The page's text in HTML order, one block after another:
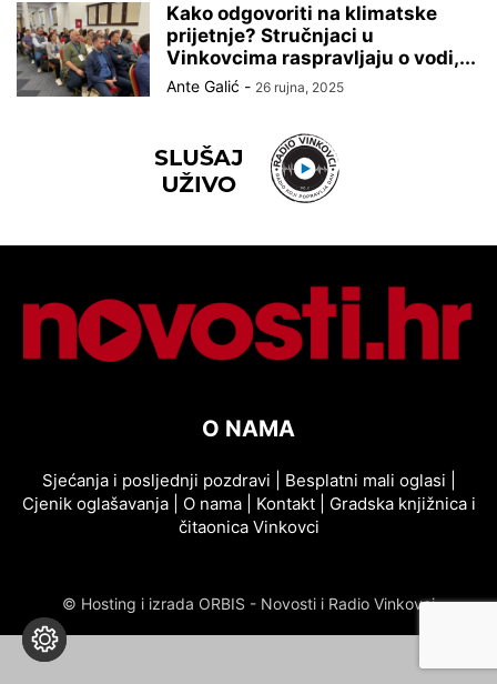
Kako odgovoriti na klimatske
prijetnje? Stručnjaci u
Vinkovcima raspravljaju o vodi,...
Ante Galić - 26 rujna, 2025
O NAMA
Sjećanja i posljednji pozdravi Besplatni mali oglasi
Cjenik oglašavanja| O nama| Kontakt| Gradska knjižnica i
čitaonica Vinkovci
© Hosting i izrada ORBIS - Novosti i Radio Vinkovci